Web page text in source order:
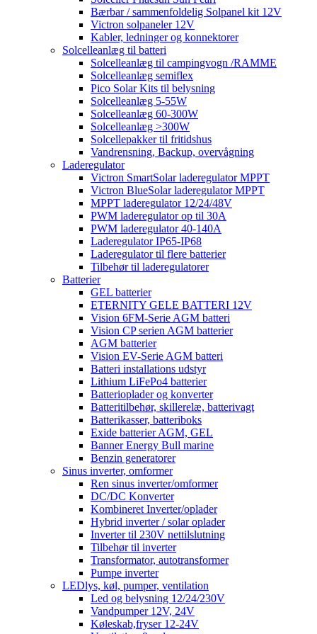
Bærbar / sammenfoldelig Solpanel kit 12V
Victron solpaneler 12V
Kabler, ledninger og konnektorer
Solcelleanlæg til batteri
Solcelleanlæg til campingvogn /RAMME
Solcelleanlæg semiflex
Pico Solar Kits til belysning
Solcelleanlæg 5-55W
Solcelleanlæg 60-300W
Solcelleanlæg >300W
Solcellepakker til fritidshus
Vandrensning, Backup, overvågning
Laderegulator
Victron SmartSolar laderegulator MPPT
Victron BlueSolar laderegulator MPPT
MPPT laderegulator 12/24/48V
PWM laderegulator op til 30A
PWM laderegulator 40-140A
Laderegulator IP65-IP68
Laderegulator til flere batterier
Tilbehør til laderegulatorer
Batterier
GEL batterier
ETERNITY GELE BATTERI 12V
Vision 6FM-Serie AGM batteri
Vision CP serien AGM batterier
AGM batterier
Vision EV-Serie AGM batteri
Batteri installations udstyr
Lithium LiFePo4 batterier
Batterioplader og konverter
Batteritilbehør, skillerelæ, batterivagt
Batterikasser, batteriboks
Exide batterier AGM, GEL
Banner Energy Bull marine
Benzin generatorer
Sinus inverter, omformer
Ren sinus inverter/omformer
DC/DC Konverter
Kombineret Inverter/oplader
Hybrid inverter / solar oplader
Inverter til 230V nettilslutning
Tilbehør til inverter
Transformator, autotransformer
Pumpe inverter
LEDlys, køl, pumper, ventilation
Led og belysning 12/24/230V
Vandpumper 12V, 24V
Køleskab,fryser 12-24V